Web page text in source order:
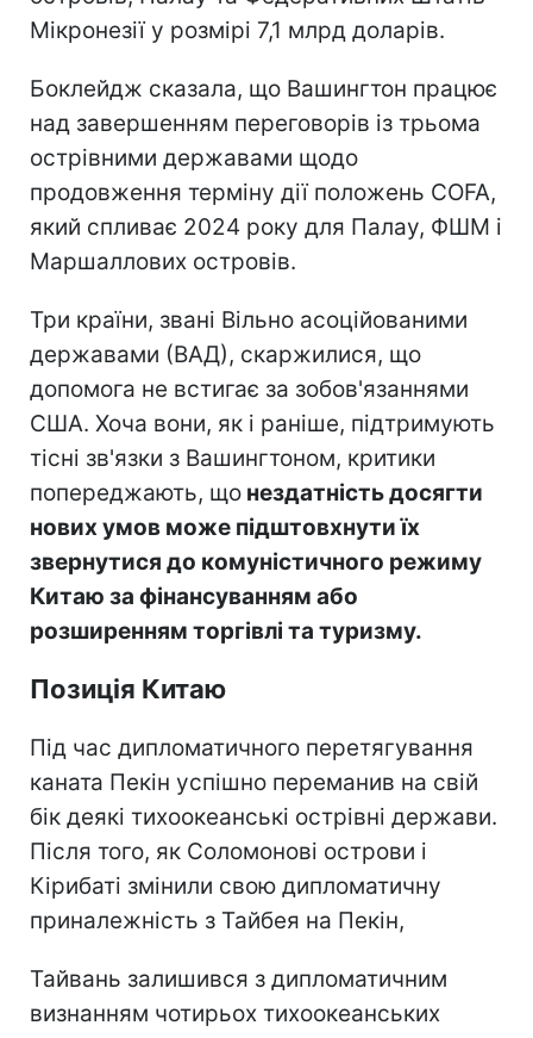
Мікронезії у розмірі 7,1 млрд доларів.
Боклейдж сказала, що Вашингтон працює
над завершенням переговорів із трьома
острівними державами щодо
продовження терміну дії положень COFA,
який спливає 2024 року для Палау, ФШМ і
Маршаллових островів.
Три країни, звані Вільно асоційованими
державами (ВАД), скаржилися, що
допомога не встигає за зобов'язаннями
США. Хоча вони, як і раніше, підтримують
тісні зв'язки з Вашингтоном, критики
попереджають, що нездатність досягти
нових умов може підштовхнути їх
звернутися до комуністичного режиму
Китаю за фінансуванням або
розширенням торгівлі та туризму.
Позиція Китаю
Під час дипломатичного перетягування
каната Пекін успішно переманив на свій
бік деякі тихоокеанські острівні держави.
Після того, як Соломонові острови і
Кірибаті змінили свою дипломатичну
приналежність з Тайбея на Пекін,
Тайвань залишився з дипломатичним
визнанням чотирьох тихоокеанських